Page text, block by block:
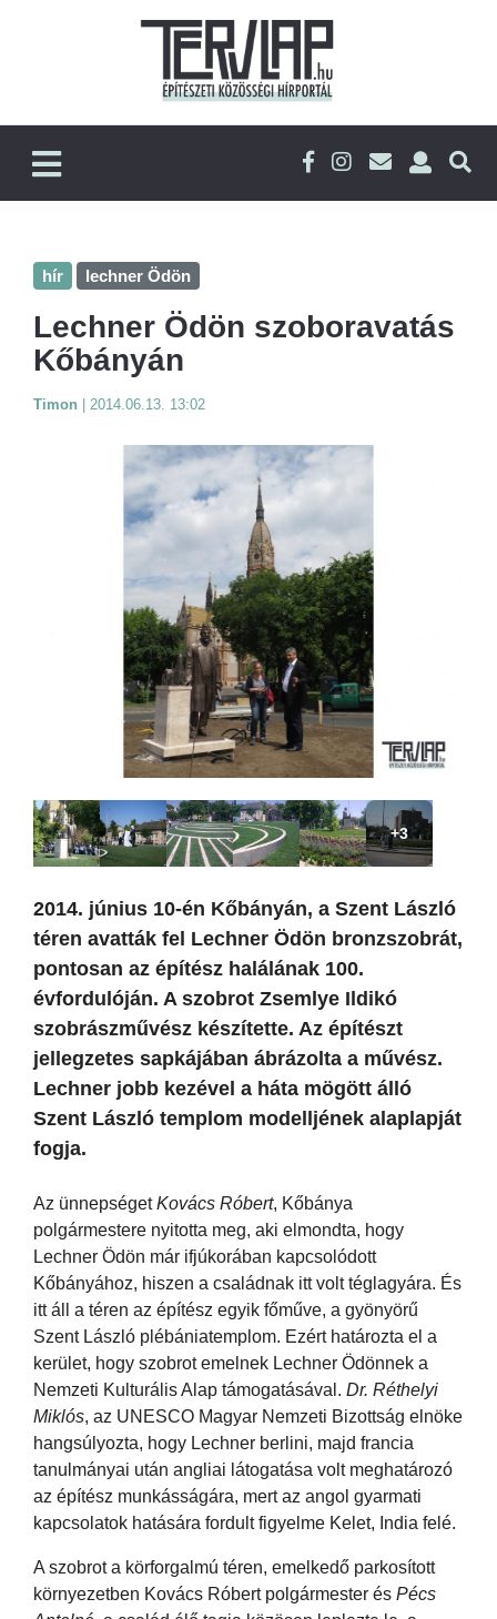
hír lechner Ödön
Lechner Ödön szoboravatás
Kőbányán
Timon 2014.06.13. 13:02
+3
2014. június 10-én Kőbányán, a Szent László
téren avatták fel Lechner Ödön bronzszobrát,
pontosan az építész halálának 100.
évfordulóján. A szobrot Zsemlye Ildikó
szobrászművész készítette. Az építészt
jellegzetes sapkájában ábrázolta a művész.
Lechner jobb kezével a háta mögött álló
Szent László templom modelljének alaplapját
fogja.
Az ünnepségetKovács Róbert, Kőbánya
polgármestere nyitotta meg, aki elmondta, hogy
Lechner Ödön már ifjúkorában kapcsolódott
Kőbányához, hiszen a családnak itt volt téglagyára. És
itt áll a téren az építész egyik főműve, a gyönyörű
Szent László plébániatemplom. Ezért határozta el a
kerület, hogy szobrot emelnek Lechner Ödönnek a
Nemzeti Kulturális Alap támogatásával. Dr. Réthelyi
Miklós, az UNESCO Magyar Nemzeti Bizottság elnöke
hangsúlyozta, hogy Lechner berlini, majd francia
tanulmányai után angliai látogatása volt meghatározó
az építész munkásságára, mert az angol gyarmati
kapcsolatok hatására fordult figyelme Kelet, India felé.
A szobrot a körforgalmú téren, emelkedő parkosított
környezetben Kovács Róbert polgármester és Pécs